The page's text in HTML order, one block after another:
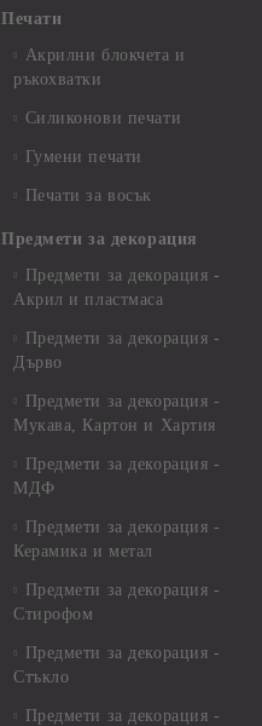
Печати
Акрилни блокчета и
ръкохватки
Силиконови печати
Гумени печати
Печати за восък
Предмети за декорация
Предмети за декорация -
Акрил и пластмаса
Предмети за декорация -
Дърво
Предмети за декорация -
Мукава, Картон и Хартия
Предмети за декорация -
МДФ
Предмети за декорация -
Керамика и метал
Предмети за декорация -
Стирофом
Предмети за декорация -
Стъкло
Предмети за декорация -